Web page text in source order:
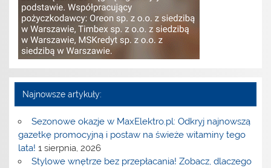
Najnowsze artykuły:
Sezonowe okazje w MaxElektro.pl: Odkryj najnowszą
gazetkę promocyjną i postaw na świeże witaminy tego
lata! 1 sierpnia, 2026
Stylowe wnętrze bez przepłacania! Zobacz, dlaczego